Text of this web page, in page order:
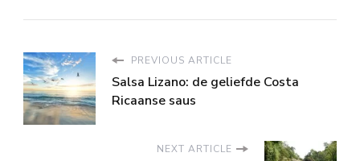
PREVIOUS ARTICLE
Salsa Lizano: de geliefde Costa
Ricaanse saus
NEXT ARTICLE